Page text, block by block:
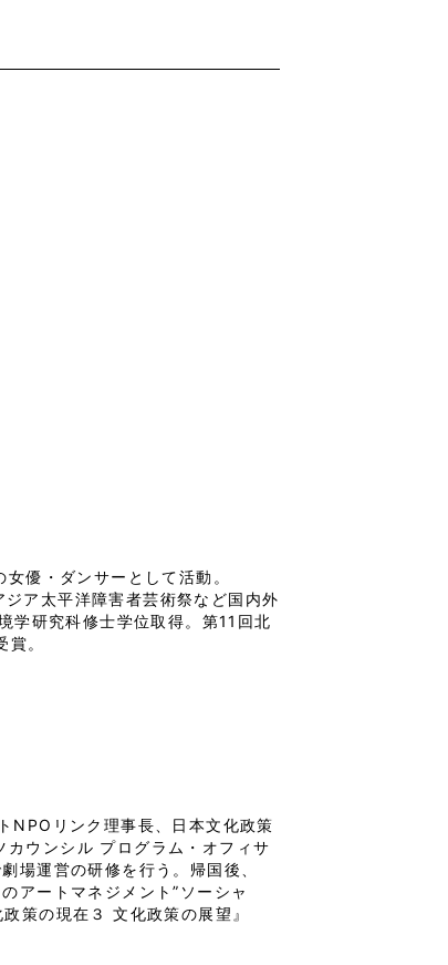
優・ダンサーとして活動。
ア太平洋障害者芸術祭など国内外
学研究科修士学位取得。第11回北
。
NPOリンク理事長、日本文化政策
ウンシル プログラム・オフィサ
場運営の研修を行う。帰国後、
アートマネジメント”ソーシャ
策の現在３ 文化政策の展望』